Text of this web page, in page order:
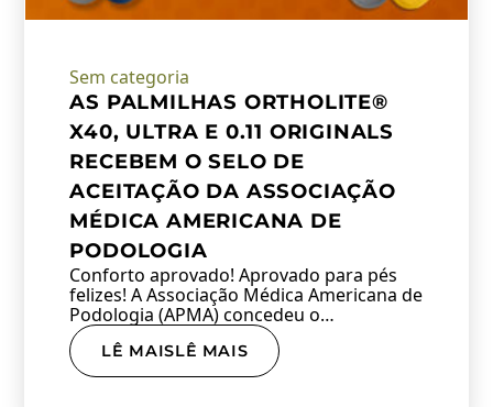
Sem categoria
AS PALMILHAS ORTHOLITE®
X40, ULTRA E 0.11 ORIGINALS
RECEBEM O SELO DE
ACEITAÇÃO DA ASSOCIAÇÃO
MÉDICA AMERICANA DE
PODOLOGIA
Conforto aprovado! Aprovado para pés
felizes! A Associação Médica Americana de
Podologia (APMA) concedeu o…
LÊ MAISLÊ MAIS